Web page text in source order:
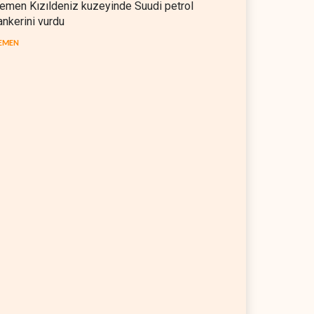
Kızıldeniz kuzeyinde Suudi petrol
vurdu